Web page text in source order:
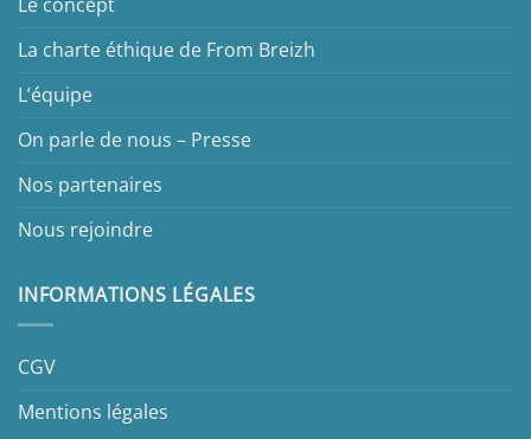
La charte éthique de From Breizh
L’équipe
On parle de nous – Presse
Nos partenaires
Nous rejoindre
INFORMATIONS LÉGALES
CGV
Mentions légales